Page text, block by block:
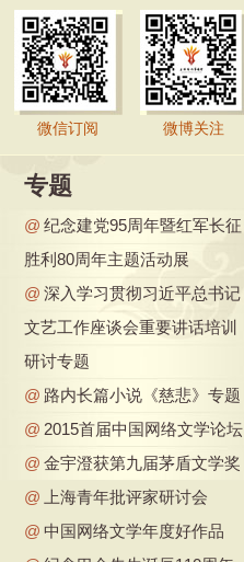
微信订阅 微博关注
专题
@ 纪念建党95周年暨红军长征
胜利80周年主题活动展
@ 深入学习贯彻习近平总书记
文艺工作座谈会重要讲话培训
研讨专题
@ 路内长篇小说《慈悲》专题
@ 2015首届中国网络文学论坛
@ 金宇澄获第九届茅盾文学奖
@
上海青年批评家研讨会
@ 中国网络文学年度好作品